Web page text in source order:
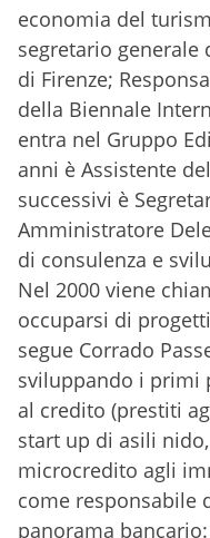
economia del
segretario generale
di Firenze;
della Biennale
entra nel Gruppo
anni è Assistente
successivi è
Amministratore
di consulenza e
Nel 2000 viene
occuparsi di
segue Corrado
sviluppando i primi
al credito (prestiti
start up di asili
microcredito agli
come responsabile
panorama